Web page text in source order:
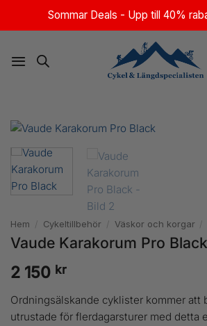
Sommar Deals - Upp till 40%
Hem / Cykeltillbehör / Väskor och korgar /
Vaude Karakorum Pro Black
2 150 kr
Ordningsälskande cyklister kommer att
utrustade för flerdagarsturer med detta